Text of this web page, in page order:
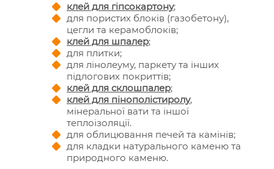
клей для гіпсокартону;
для пористих блоків (газобетону),
цегли та керамоблоків;
клей для шпалер;
для плитки;
для лінолеуму, паркету та інших
підлогових покриттів;
клей для склошпалер;
клей для пінополістиролу,
мінеральної вати та іншої
теплоізоляції.
для облицювання печей та камінів;
для кладки натурального каменю та
природного каменю.